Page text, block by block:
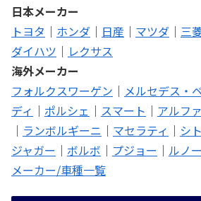
日本メーカー
トヨタ ｜ ホンダ ｜ 日産 ｜ マツダ ｜ 三
ダイハツ ｜ レクサス
海外メーカー
フォルクスワーゲン ｜ メルセデス・
ディ ｜ ポルシェ ｜ スマート ｜ アルフ
｜ ランボルギーニ ｜ マセラティ ｜ シ
ジャガー ｜ ボルボ ｜ プジョー ｜ ルノー
メーカー/車種一覧